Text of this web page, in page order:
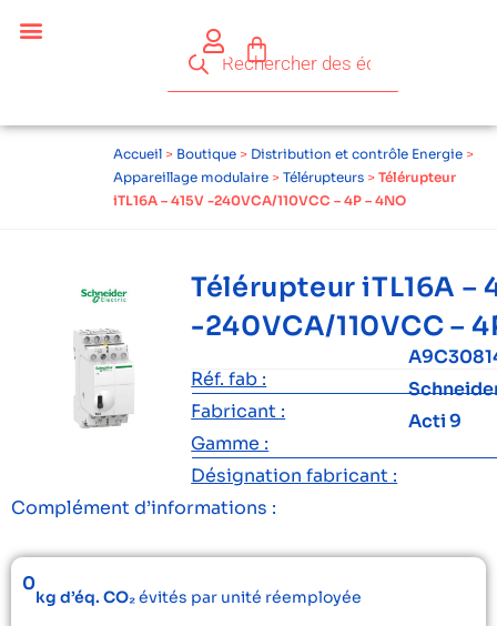
Accueil > Boutique > Distribution et contrôle Energie >
Appareillage modulaire > Télérupteurs > Télérupteur
iTL16A – 415V -240VCA/110VCC – 4P – 4NO
Télérupteur iTL16A –
-240VCA/110VCC –
Réf. fab :
Fabricant :
Gamme :
Acti 9
Désignation fabricant :
Complément d’informations :
0
kg d’éq. CO₂évités par unité réemployée